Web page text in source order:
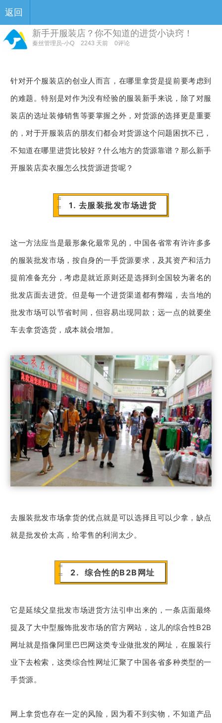
返回
新手开服装店？你不知道的进货小诀窍！
秦丝管理员-小Q 2243 天前 0评论
针对开个服装店的创业人而言，在哪里拿货是提前要考虑到
的难题。特别是对作为没有经验的服装新手来说，除了对服
装店的选址装修销售等要掌握之外，对货源的选择更是重要
的，对于开服装店的朋友们都会对货源这个问题困扰不已，
不知道在哪里进货比较好？什么地方的货源靠谱？那么新手
开服装店卖衣服怎么找货源进货呢？
1. 去服装批发市场进货
这一方法应当是最形象化最常见的，中国各省常有许许多多
的服装批发市场，按自身的一手货源要求，及其资产和活力
提前准备充分，考虑是就近原则还是选择到全国较为著名的
批发店面去进货。但是每一个进货渠道都有弊端，去当地的
批发市场可以节省时间，但容易出现同款；远一点的就要坐
车去拿货选货，成本就会增加。
去服装批发市场拿货的优点就是可以选择且可以少拿，缺点
就是批发价太高，给零售的利润太少。
2. 综合性的B2B网址
它是延续父皇批发市场进货方法引申出来的，一条店面最终
提及了大中型服饰批发市场的官方网站，这儿的综合性B2B
网址就是指像阿里巴巴网这类专业做批发的网址，在服装行
业下去检索，这类综合性网址汇聚了中国各省多种类型的一
手货源。
网上拿货也存在一定的风险，因为看不到实物，不知道产品